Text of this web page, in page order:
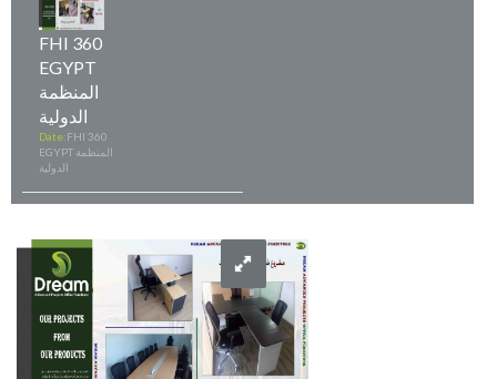
FHI 360
EGYPT
المنظمة
الدولية
Date:FHI 360
EGYPT المنظمة
الدولية